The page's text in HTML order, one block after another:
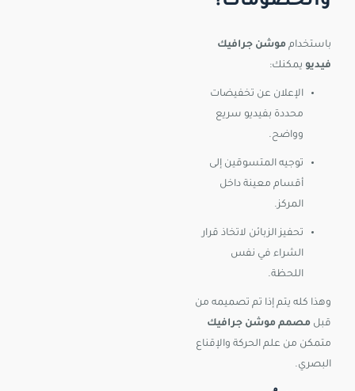
باستخدام موشن جرافيك
فيديو يمكنك:
الإعلان عن تخفيضات
محددة بفيديو سريع
وواضح.
توجيه المتسوقين إلى
أقسام معينة داخل
المركز.
تحفيز الزبائن لاتخاذ قرار
الشراء في نفس
اللحظة.
وهذا كله يتم إذا تم تصميمه من
قبل مصمم موشن جرافيك
متمكن من علم الحركة والإقناع
البصري.